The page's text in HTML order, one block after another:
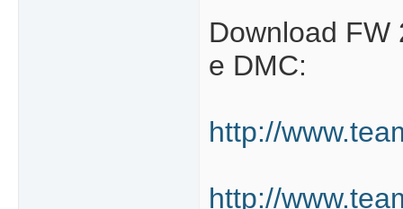
Download FW
e DMC:
http://
http://